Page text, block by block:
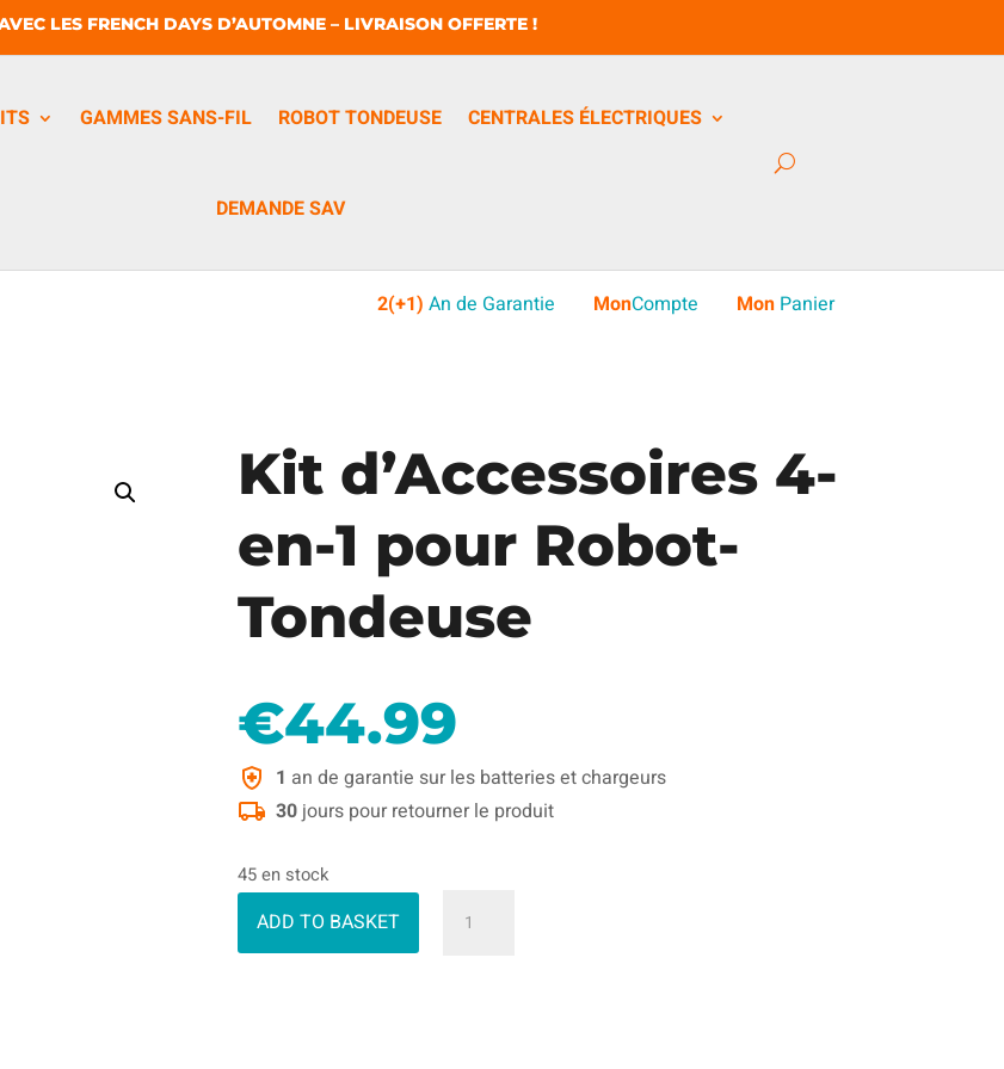
LES FRENCH DAYS D’AUTOMNE – LIVRAISON OFFERTE !
GAMMES SANS-FIL ROBOT TONDEUSE CENTRALES ÉLECTRIQUES
DEMANDE SAV
MonPanier
MonCompte
2(+1) An de Garantie
Kit d’Accessoires 4-
en-1 pour Robot-
Tondeuse
€44.99
1 an de garantie sur les batteries et chargeurs
30jours pour retourner le produit
45 en stock
ADD TO BASKET